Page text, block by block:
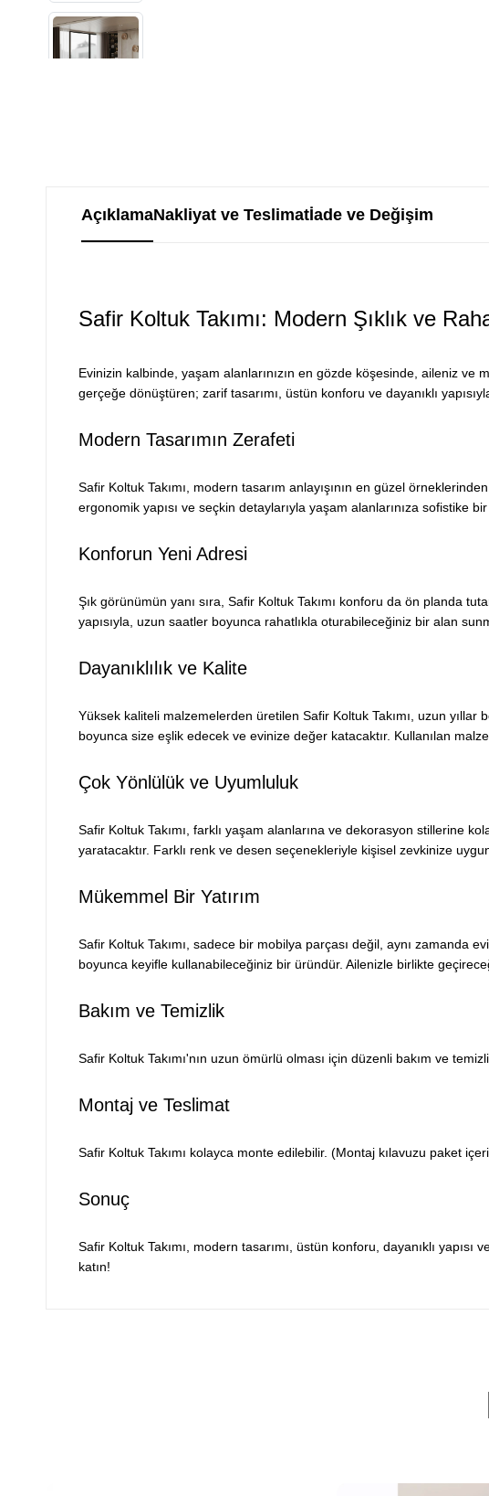
AçıklamaNakliyat ve Teslimatİade ve Değişim
Safir Koltuk Takımı: Modern Şıklık ve
Evinizin kalbinde, yaşam alanlarınızın en gözde köşesinde, aileniz
gerçeğe dönüştüren; zarif tasarımı, üstün konforu ve dayanıklı
Modern Tasarımın Zerafeti
Safir Koltuk Takımı, modern tasarım anlayışının en güzel
ergonomik yapısı ve seçkin detaylarıyla yaşam alanlarınıza sofistike
Konforun Yeni Adresi
Şık görünümün yanı sıra, Safir Koltuk Takımı konforu da ön planda
yapısıyla, uzun saatler boyunca rahatlıkla oturabileceğiniz bir alan
Dayanıklılık ve Kalite
Yüksek kaliteli malzemelerden üretilen Safir Koltuk Takımı, uzun yıllar
boyunca size eşlik edecek ve evinize değer katacaktır. Kullanılan
Çok Yönlülük ve Uyumluluk
Safir Koltuk Takımı, farklı yaşam alanlarına ve dekorasyon stillerine
yaratacaktır. Farklı renk ve desen seçenekleriyle kişisel zevkinize
Mükemmel Bir Yatırım
Safir Koltuk Takımı, sadece bir mobilya parçası değil, aynı zamanda
boyunca keyifle kullanabileceğiniz bir üründür. Ailenizle birlikte
Bakım ve Temizlik
Safir Koltuk Takımı'nın uzun ömürlü olması için düzenli bakım ve
Montaj ve Teslimat
Safir Koltuk Takımı kolayca monte edilebilir. (Montaj kılavuzu paket
Sonuç
Safir Koltuk Takımı, modern tasarımı, üstün konforu, dayanıklı
katın!